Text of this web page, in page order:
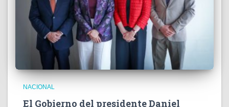
NACIONAL
El Gobierno del presidente Daniel